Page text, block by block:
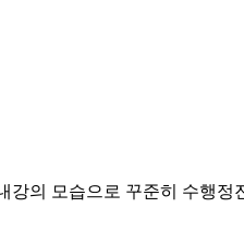
의 모습으로 꾸준히 수행정